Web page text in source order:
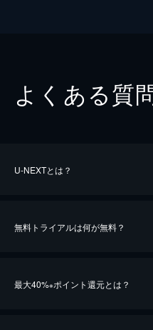
よくある質
U-NEXTとは？
無料トライアルは何が無料？
最大40%※ポイント還元とは？